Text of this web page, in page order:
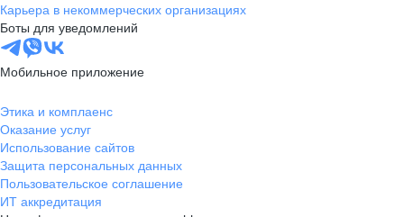
Карьера в некоммерческих организациях
Боты для уведомлений
Мобильное приложение
Этика и комплаенс
Оказание услуг
Использование сайтов
Защита персональных данных
Пользовательское соглашение
ИТ аккредитация